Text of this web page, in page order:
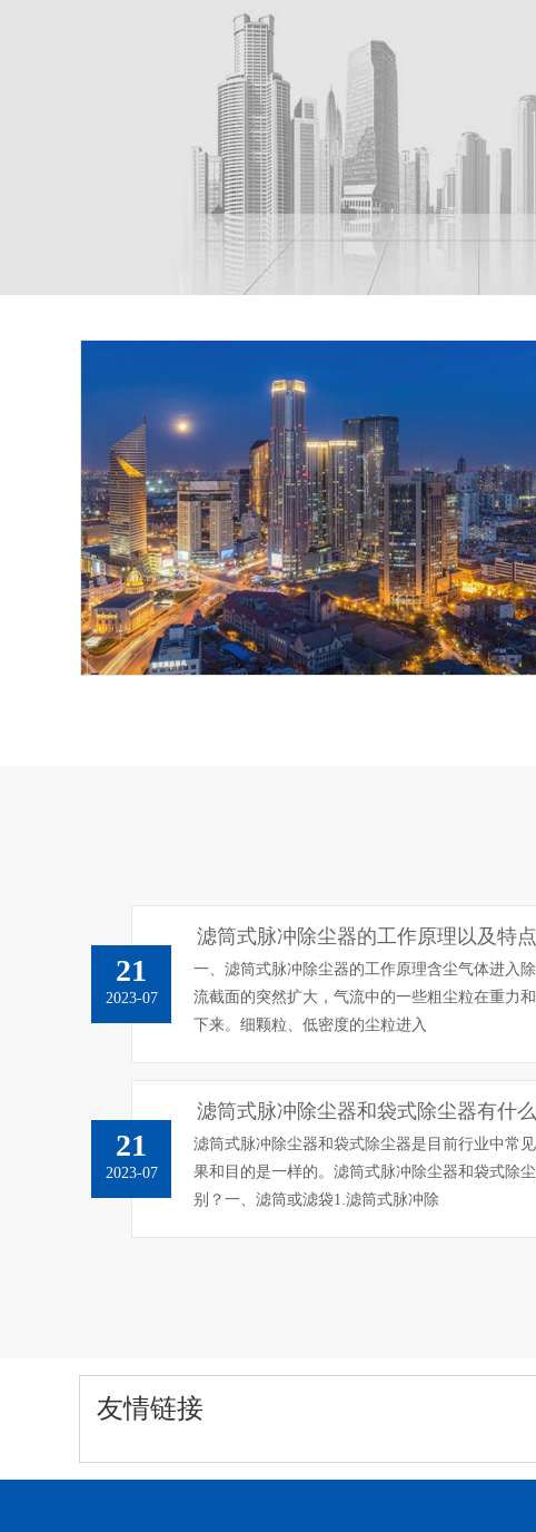
21
2023-07
滤筒式脉冲除尘器的工作原理以及特点
一、滤筒式脉冲除尘器的工作原理含尘气体进入
流截面的突然扩大，气流中的一些粗尘粒在重力
下来。细颗粒、低密度的尘粒进入
21
2023-07
滤筒式脉冲除尘器和袋式除尘器有什
滤筒式脉冲除尘器和袋式除尘器是目前行业中常
果和目的是一样的。滤筒式脉冲除尘器和袋式除
别？一、滤筒或滤袋1.滤筒式脉冲除
友情链接